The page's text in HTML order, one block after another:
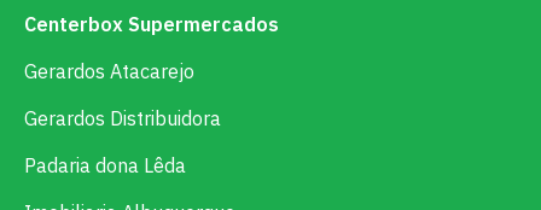
Centerbox Supermercados
Gerardos Atacarejo
Gerardos Distribuidora
Padaria dona Lêda